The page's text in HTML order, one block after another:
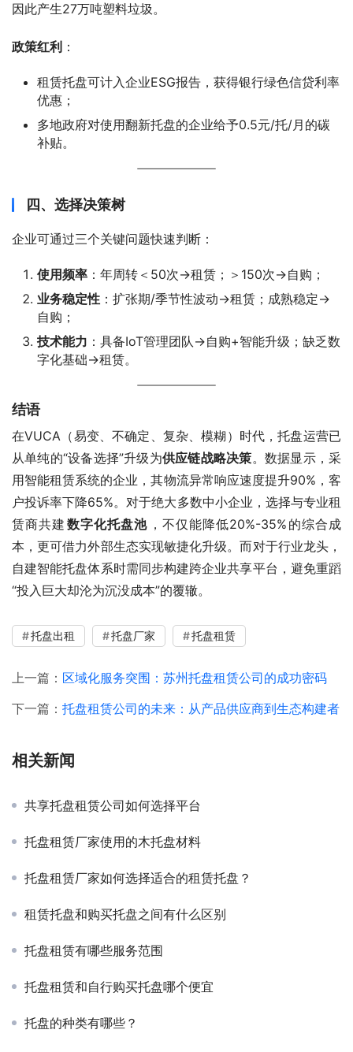
因此产生27万吨塑料垃圾‌。
政策红利 ‌：
租赁托盘可计入企业ESG报告，获得银行绿色信贷利率
优惠‌；
多地政府对使用翻新托盘的企业给予0.5元/托/月的碳
补贴‌。
四、选择决策树
企业可通过三个关键问题快速判断：
使用频率 ‌：年周转＜50次→租赁；＞150次→自购‌；
业务稳定性 ‌：扩张期/季节性波动→租赁；成熟稳定→
自购；
技术能力 ‌：具备IoT管理团队→自购+智能升级；缺乏数
字化基础→租赁‌。
结语
在VUCA（易变、不确定、复杂、模糊）时代，托盘运营已
供应链战略决策‌。数据显示，采
用智能租赁系统的企业，其物流异常响应速度提升90%，客
户投诉率下降65%‌。对于绝大多数中小企业，选择与专业租
数字化托盘池 ‌，不仅能降低20%-35%的综合成
本，更可借力外部生态实现敏捷化升级。而对于行业龙头，
自建智能托盘体系时需同步构建跨企业共享平台，避免重蹈
“投入巨大却沦为沉没成本”的覆辙‌。
托盘出租 托盘厂家 托盘租赁
上一篇： 区域化服务突围：苏州托盘租赁公司的成功密码
下一篇： 托盘租赁公司的未来：从产品供应商到生态构建者
相关新闻
共享托盘租赁公司如何选择平台
托盘租赁厂家使用的木托盘材料
托盘租赁厂家如何选择适合的租赁托盘？
租赁托盘和购买托盘之间有什么区别
托盘租赁有哪些服务范围
托盘租赁和自行购买托盘哪个便宜
托盘的种类有哪些？